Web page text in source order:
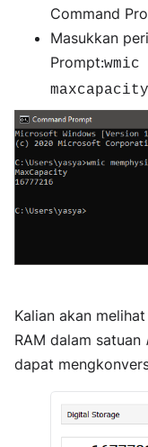
Command
Masukkan
Prompt:wmic
maxcapacity
Kalian akan
RAM dalam satuan
dapat